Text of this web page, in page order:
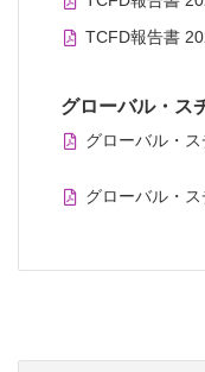
TCFD報告書
グローバル・ス
グローバル・
グローバル・